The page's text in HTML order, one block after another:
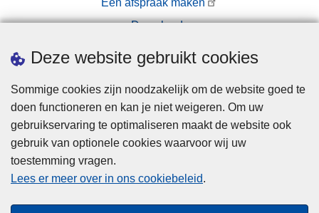
Deze website gebruikt cookies
Sommige cookies zijn noodzakelijk om de website goed te
doen functioneren en kan je niet weigeren. Om uw
gebruikservaring te optimaliseren maakt de website ook
gebruik van optionele cookies waarvoor wij uw
toestemming vragen.
Lees er meer over in ons cookiebeleid.
Een afspraak maken
Downloads
Privacy
Cookies